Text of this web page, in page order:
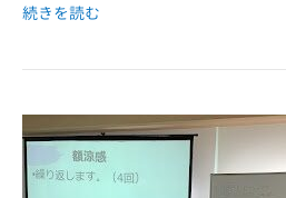
続きを読む